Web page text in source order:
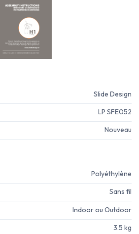
Slide Design
LP SFE052
Nouveau
Polyéthylène
Sans fil
Indoor ou Outdoor
3.5 kg